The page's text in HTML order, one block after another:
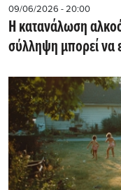
09/06/2026 - 20:00
Η κατανάλωση
σύλληψη μπορεί να